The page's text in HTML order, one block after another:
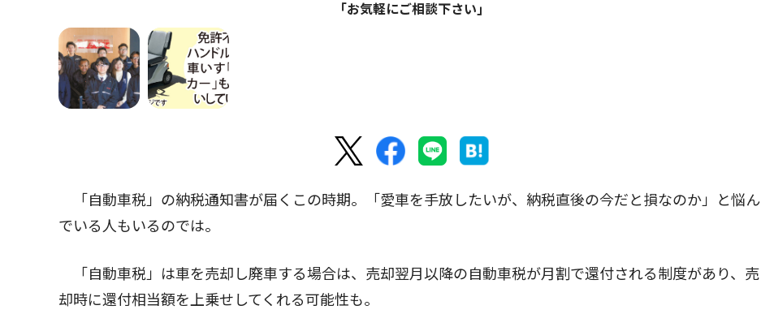
｢お気軽にご相談下さい｣
「自動車税」の納税通知書が届くこの時期。「愛車を手放したいが、納税直後の今だと損なのか」と悩ん
でいる人もいるのでは。
「自動車税」は車を売却し廃車する場合は、売却翌月以降の自動車税が月割で還付される制度があり、売
却時に還付相当額を上乗せしてくれる可能性も。